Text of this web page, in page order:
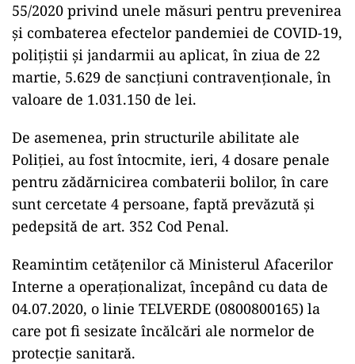
55/2020 privind unele măsuri pentru prevenirea
și combaterea efectelor pandemiei de COVID-19,
polițiștii și jandarmii au aplicat, în ziua de 22
martie, 5.629 de sancţiuni contravenţionale, în
valoare de 1.031.150 de lei.
De asemenea, prin structurile abilitate ale
Poliției, au fost întocmite, ieri, 4 dosare penale
pentru zădărnicirea combaterii bolilor, în care
sunt cercetate 4 persoane, faptă prevăzută și
pedepsită de art. 352 Cod Penal.
Reamintim cetățenilor că Ministerul Afacerilor
Interne a operaționalizat, începând cu data de
04.07.2020, o linie TELVERDE (0800800165) la
care pot fi sesizate încălcări ale normelor de
protecție sanitară.